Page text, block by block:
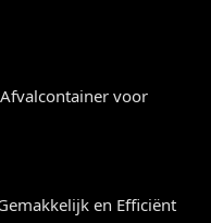
voor
en Efficiënt